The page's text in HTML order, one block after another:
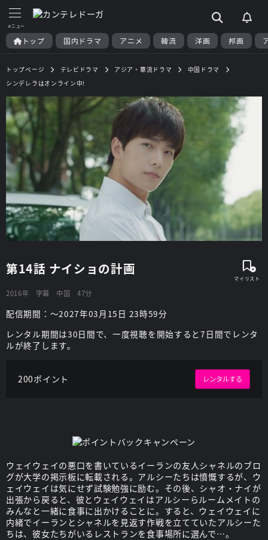
トップ 国内ドラマ アニメ 韓流 洋画 邦画
トップページ テレビドラマ アジア・華流ドラマ
中国ドラマ
シンデレラはオンライン中!
第14話 ナイショの計画
2016年 字幕 中国 47分
配信期間：～2027年03月15日 23時59分
レンタル期間は30日間で、一度視聴を開始すると7日間でレンタ
ルが終了します。
200ポイント レンタルする
ウェイウェイの悪口を書いているイーランの友人シャネルのブロ
グが大学の掲示板に転載される。アルシーたちは憤慨するが、ウ
ェイウェイは気にせず試験勉強に励む。その後、シャオ・ナイが
出張から戻ると、彼とウェイウェイはアルシーらルームメイトの
みんなと一緒に食事に出かけることに。すると、ウェイウェイに
内緒でイーランとシャネルを見返す作戦を立てていたアルシーた
ちは、彼女たちがいるレストランを食事場所に選んで…。